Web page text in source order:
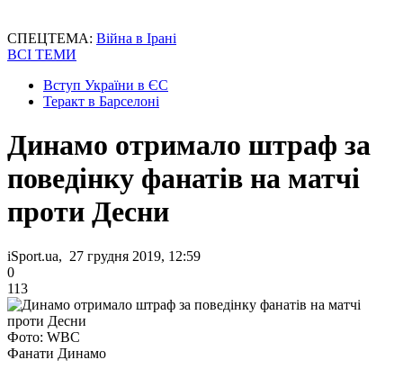
СПЕЦТЕМА: Війна в Ірані
ВСІ ТЕМИ
Вступ України в ЄС
Теракт в Барселоні
Динамо отримало штраф за
поведінку фанатів на матчі
проти Десни
iSport.ua, 27 грудня 2019, 12:59
0
113
Фото: WBC
Фанати Динамо